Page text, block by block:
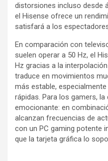
distorsiones incluso desde
el Hisense ofrece un
satisfará a los
En comparación con
suelen operar a 50 Hz, el
Hz gracias a la
traduce en movimientos
más estable,
rápidas. Para los gamers,
emocionante: en
alcanzan frecuencias de
con un PC gaming potente
que la tarjeta gráfica lo